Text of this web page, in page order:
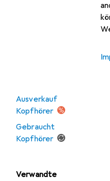
Ausverkauf
Kopfhörer
Gebraucht
Kopfhörer
Verwandte